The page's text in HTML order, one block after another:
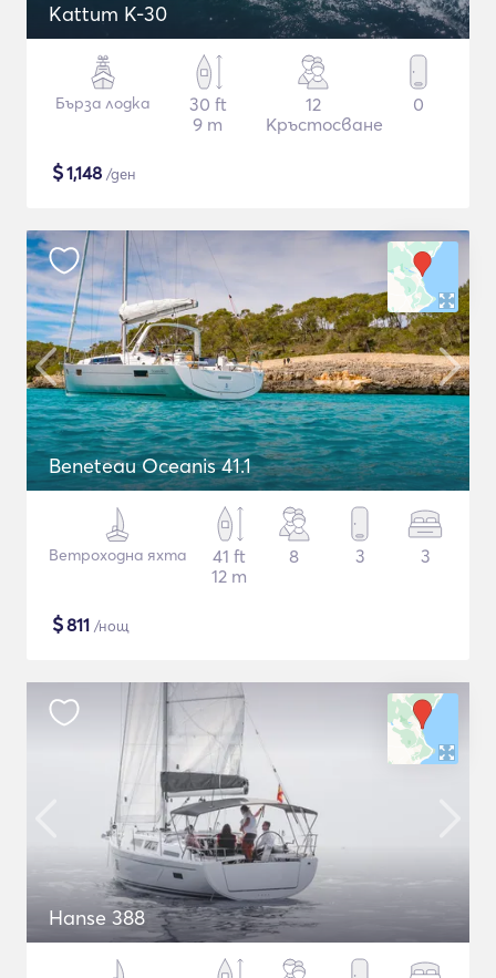
Kattum K-30
Бърза лодка
30 ft
9 m
12
Кръстосване
0
$1,148 /ден
Beneteau Oceanis 41.1
Ветроходна яхта
41 ft
12 m
8 3 3
$811 /нощ
Hanse 388